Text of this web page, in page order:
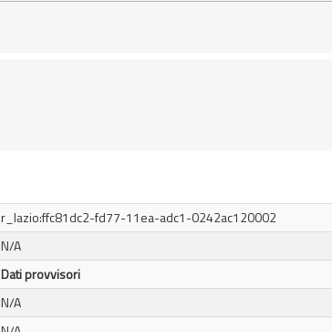
r_lazio:ffc81dc2-fd77-11ea-adc1-0242ac120002
N/A
Dati provvisori
N/A